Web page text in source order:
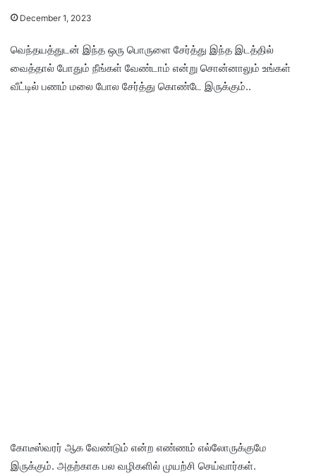
December 1, 2023
வெந்தயத்துடன் இந்த ஒரு பொருளை சேர்த்து இந்த இடத்தில்
வைத்தால் போதும் நீங்கள் வேண்டாம் என்று சொன்னாலும் உங்கள்
வீட்டில் பணம் மலை போல சேர்த்து கொண்டே இருக்கும்..
கோடீஸ்வரர் ஆக வேண்டும் என்ற எண்ணம் எல்லோருக்குமே
இருக்கும். அதற்காக பல வழிகளில் முயற்சி செய்வார்கள்.